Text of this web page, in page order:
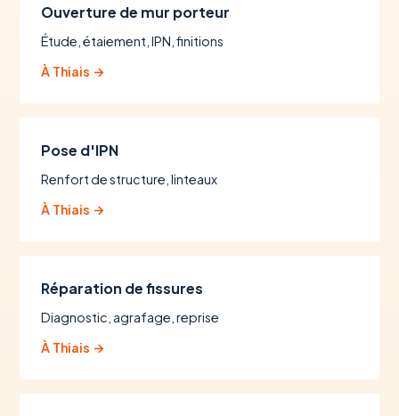
Ouverture de mur porteur
Étude, étaiement, IPN, finitions
À Thiais →
Pose d'IPN
Renfort de structure, linteaux
À Thiais →
Réparation de fissures
Diagnostic, agrafage, reprise
À Thiais →